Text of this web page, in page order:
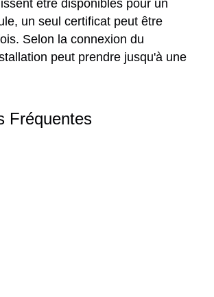
être disponibles pour un
un seul certificat peut être
Selon la connexion du
peut prendre jusqu'à une
Fréquentes